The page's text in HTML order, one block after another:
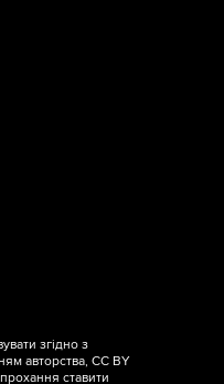
згідно з
авторства, CC BY
ставити